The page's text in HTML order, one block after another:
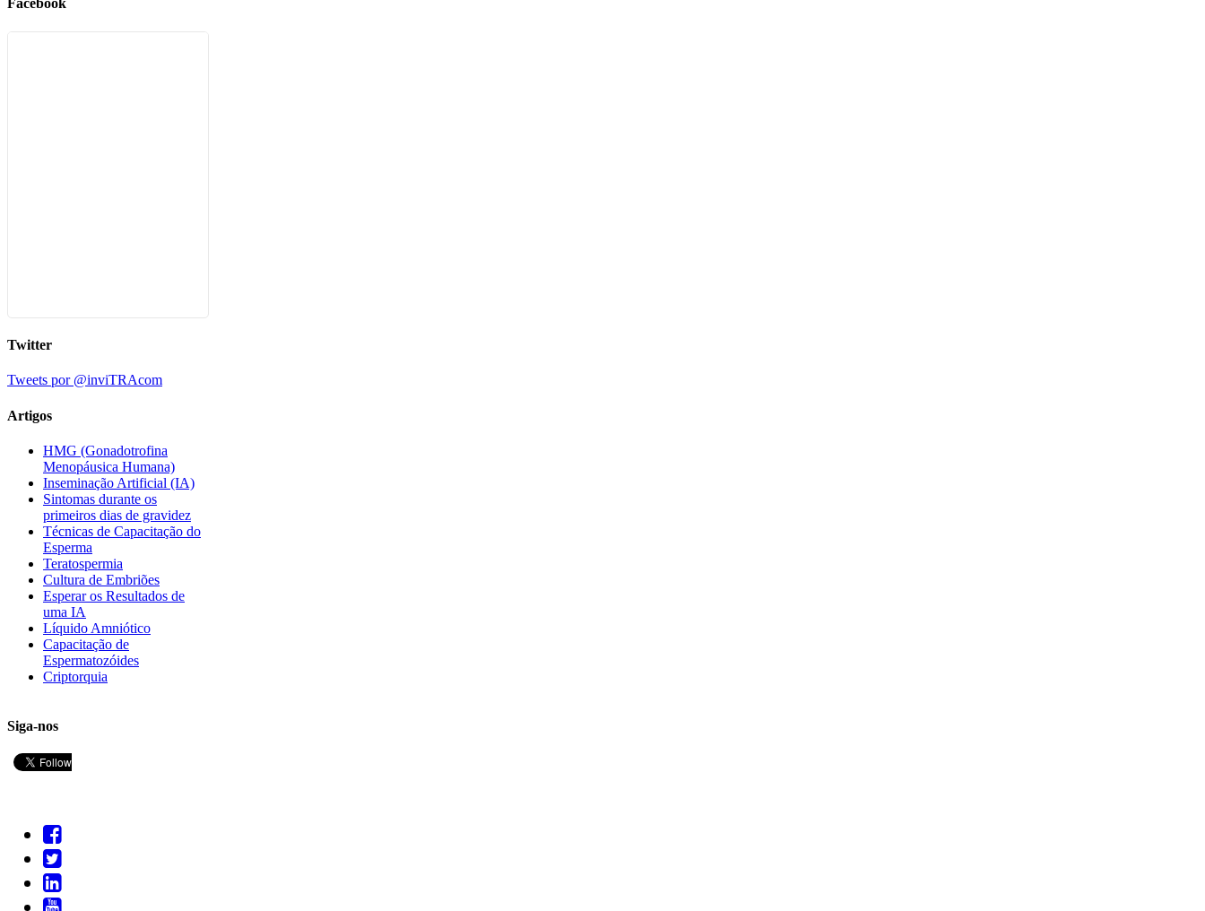
Facebook
Twitter
Tweets por @inviTRAcom
Artigos
HMG (Gonadotrofina
Menopáusica Humana)
Inseminação Artificial (IA)
Sintomas durante os
primeiros dias de gravidez
Técnicas de Capacitação do
Esperma
Teratospermia
Cultura de Embriões
Esperar os Resultados de
uma IA
Líquido Amniótico
Capacitação de
Espermatozóides
Criptorquia
Siga-nos